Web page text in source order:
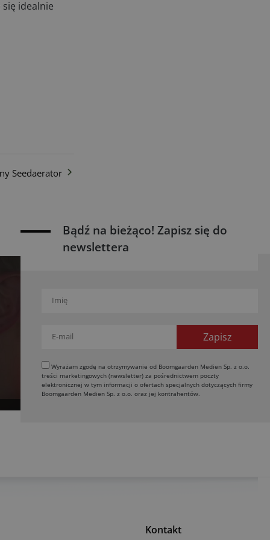
idealnie
Seedaerator
Bądź na bieżąco! Zapisz się do
newslettera
Wyrażam zgodę na otrzymywanie od Boomgaarden Medien Sp. z o.o.
treści marketingowych (newsletter) za pośrednictwem poczty
elektronicznej w tym informacji o ofertach specjalnych dotyczących firmy
Boomgaarden Medien Sp. z o.o. oraz jej kontrahentów.
Kontakt